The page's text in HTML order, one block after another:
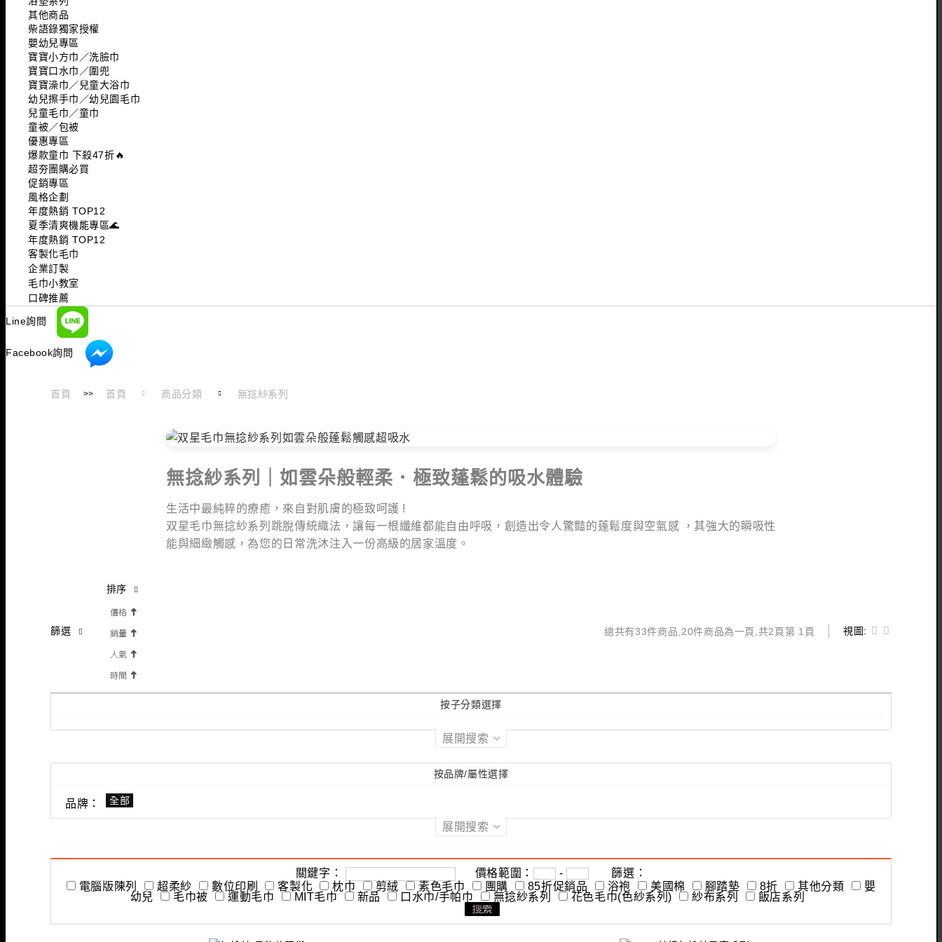
其他商品
柴語錄獨家授權
嬰幼兒專區
寶寶小方巾／洗臉巾
寶寶口水巾／圍兜
寶寶澡巾／兒童大浴巾
幼兒擦手巾／幼兒園毛巾
兒童毛巾／童巾
童被／包被
優惠專區
爆款童巾 下殺47折🔥
超夯團購必買
促銷專區
風格企劃
年度熱銷 TOP12
夏季清爽機能專區🌊
年度熱銷 TOP12
客製化毛巾
企業訂製
毛巾小教室
口碑推薦
Line詢問
Facebook詢問
首頁 >> 首頁 商品分類 無捻紗系列
無捻紗系列｜如雲朵般輕柔．極致蓬鬆的吸水體驗
生活中最純粹的療癒，來自對肌膚的極致呵護 !
双星毛巾無捻紗系列跳脫傳統織法，讓每一根纖維都能自由呼吸，創造出令人驚豔的蓬鬆度與空氣感 ，其強大的瞬吸性
能與細緻觸感，為您的日常洗沐注入一份高級的居家溫度。
總共有33件商品,20件商品為一頁,共2頁第 1頁 視圖:
篩選
排序
按子分類選擇
展開搜索
按品牌/屬性選擇
品牌： 全部
展開搜索
關鍵字： 價格範圍： -
篩選：
電腦版陳列
超柔紗 數位印刷 客製化 枕巾 剪絨 素色毛巾 團購 85折促銷品 浴袍 美國棉 腳踏墊 8折 其他分類
嬰
幼兒
毛巾被 運動毛巾 MIT毛巾 新品 口水巾/手帕巾 無捻紗系列 花色毛巾(色紗系列) 紗布系列 飯店系列